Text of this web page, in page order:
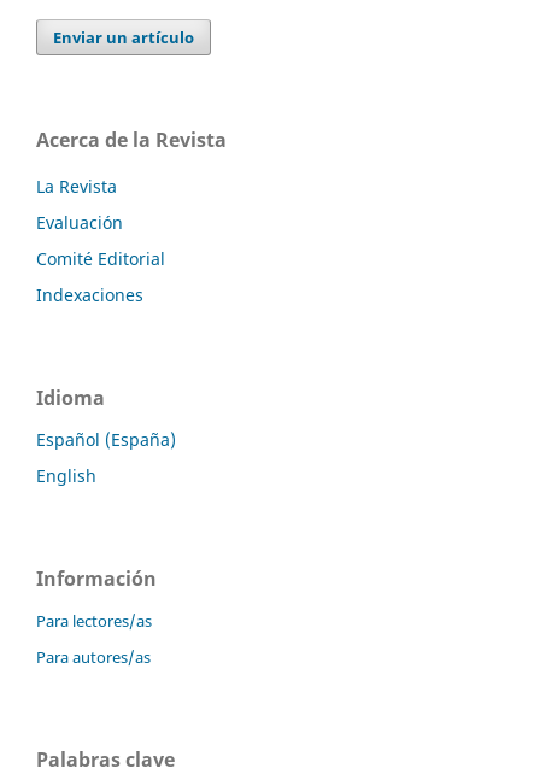
Enviar un artículo
Acerca de la Revista
La Revista
Evaluación
Comité Editorial
Indexaciones
Idioma
Español (España)
English
Información
Para lectores/as
Para autores/as
Palabras clave